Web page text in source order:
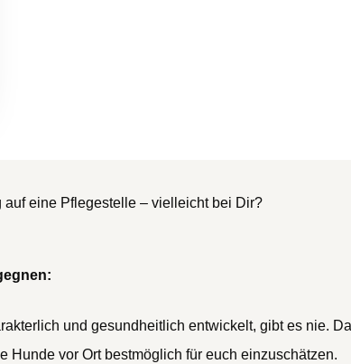
eine Pflegestelle – vielleicht bei Dir?
und gesundheitlich entwickelt, gibt es nie.
Hunde vor Ort bestmöglich für euch einzuschätzen.